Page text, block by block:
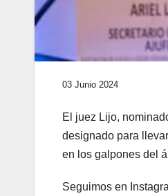
03 Junio 2024
El juez Lijo,
designado para
en los galpones del
Seguimos en